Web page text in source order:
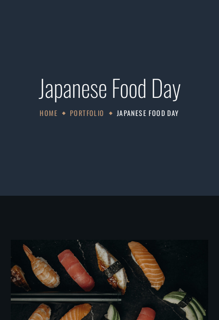
Japanese Food Day
HOME PORTFOLIO JAPANESE FOOD DAY